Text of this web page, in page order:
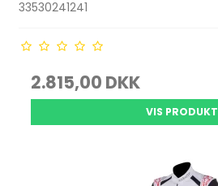
33530241241
2.815,00 DKK
VIS PRODUKT